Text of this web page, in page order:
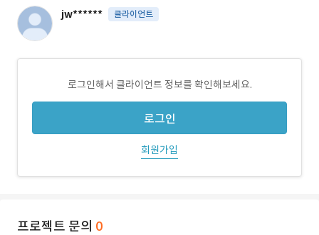
jw****** 클라이언트
로그인해서 클라이언트 정보를 확인해보세요.
로그인
회원가입
프로젝트 문의 0